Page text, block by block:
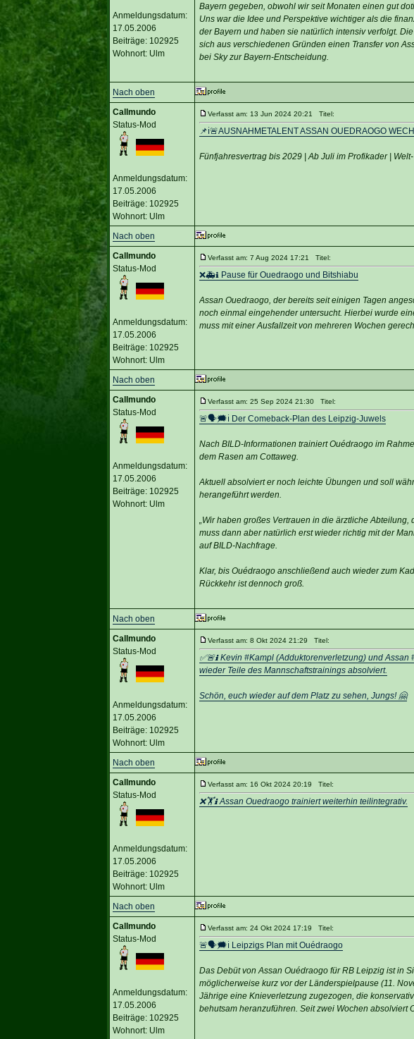
Anmeldungsdatum:
17.05.2006
Beiträge: 102925
Wohnort: Ulm
Bayern gegeben, obwohl wir seit Monaten einen gut
Uns war die Idee und Perspektive wichtiger als die
der Bayern und haben sie natürlich intensiv verfolgt.
sich aus verschiedenen Gründen einen Transfer von
bei Sky zur Bayern-Entscheidung.
Nach oben
Callmundo
Status-Mod
Anmeldungsdatum:
17.05.2006
Beiträge: 102925
Wohnort: Ulm
Verfasst am: 13 Jun 2024 20:21 Titel:
📌ℹ️🚨AUSNAHMETALENT ASSAN OUEDRAOGO
Fünfjahresvertrag bis 2029 | Ab Juli im Profikader |
Nach oben
Callmundo
Status-Mod
Anmeldungsdatum:
17.05.2006
Beiträge: 102925
Wohnort: Ulm
Verfasst am: 7 Aug 2024 17:21 Titel:
❌🚑ℹ️ Pause für Ouedraogo und Bitshiabu
Assan Ouedraogo, der bereits seit einigen Tagen
noch einmal eingehender untersucht. Hierbei wurde
muss mit einer Ausfallzeit von mehreren Wochen
Nach oben
Callmundo
Status-Mod
Anmeldungsdatum:
17.05.2006
Beiträge: 102925
Wohnort: Ulm
Verfasst am: 25 Sep 2024 21:30 Titel:
🚨🗣🗯️ℹ️ Der Comeback-Plan des Leipzig-Juwels
Nach BILD-Informationen trainiert Ouédraogo im
dem Rasen am Cottaweg.
Aktuell absolviert er noch leichte Übungen und soll
herangeführt werden.
„Wir haben großes Vertrauen in die ärztliche
muss dann aber natürlich erst wieder richtig mit der
auf BILD-Nachfrage.
Klar, bis Ouédraogo anschließend auch wieder zum
Rückkehr ist dennoch groß.
Nach oben
Callmundo
Status-Mod
Anmeldungsdatum:
17.05.2006
Beiträge: 102925
Wohnort: Ulm
Verfasst am: 8 Okt 2024 21:29 Titel:
✅🚨ℹ️ Kevin #Kampl (Adduktorenverletzung) und
wieder Teile des Mannschaftstrainings absolviert.
Schön, euch wieder auf dem Platz zu sehen, Jungs! 🤗
Nach oben
Callmundo
Status-Mod
Anmeldungsdatum:
17.05.2006
Beiträge: 102925
Wohnort: Ulm
Verfasst am: 16 Okt 2024 20:19 Titel:
❌🏋️ℹ️ Assan Ouedraogo trainiert weiterhin teilintegrativ.
Nach oben
Callmundo
Status-Mod
Anmeldungsdatum:
17.05.2006
Beiträge: 102925
Wohnort: Ulm
Verfasst am: 24 Okt 2024 17:19 Titel:
🚨🗣🗯️ℹ️ Leipzigs Plan mit Ouédraogo
Das Debüt von Assan Ouédraogo für RB Leipzig ist in
möglicherweise kurz vor der Länderspielpause (11.
Jährige eine Knieverletzung zugezogen, die
behutsam heranzuführen. Seit zwei Wochen absolviert